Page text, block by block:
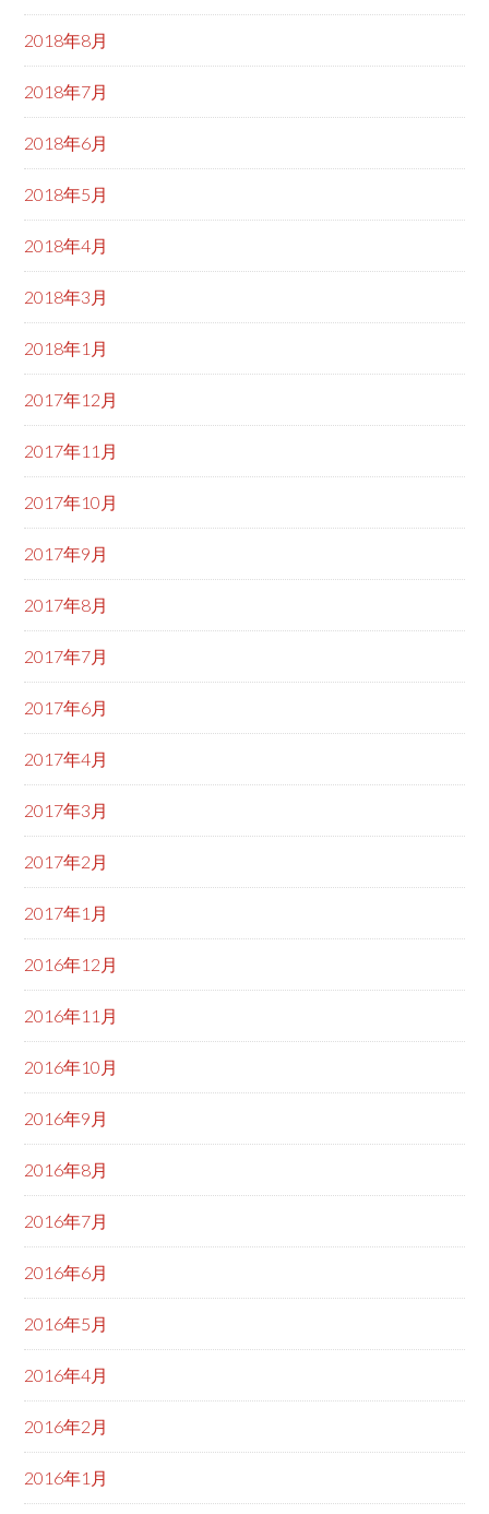
2018年8月
2018年7月
2018年6月
2018年5月
2018年4月
2018年3月
2018年1月
2017年12月
2017年11月
2017年10月
2017年9月
2017年8月
2017年7月
2017年6月
2017年4月
2017年3月
2017年2月
2017年1月
2016年12月
2016年11月
2016年10月
2016年9月
2016年8月
2016年7月
2016年6月
2016年5月
2016年4月
2016年2月
2016年1月